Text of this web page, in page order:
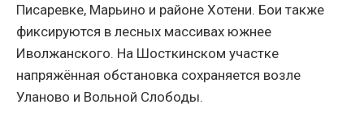
Писаревке, Марьино и районе Хотени. Бои также
фиксируются в лесных массивах южнее
Иволжанского. На Шосткинском участке
напряжённая обстановка сохраняется возле
Уланово и Вольной Слободы.